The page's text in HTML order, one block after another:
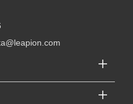
Leapion actualmente exhibe sus equipos láser en el stand 18.1E12 de la Feria de Cantón.